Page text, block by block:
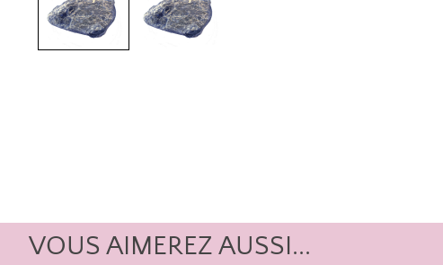
VOUS AIMEREZ AUSSI...